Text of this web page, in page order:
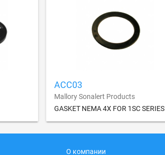
ACC03
Mallory Sonalert Products
GASKET NEMA 4X FOR 1SC SERIES
О компании